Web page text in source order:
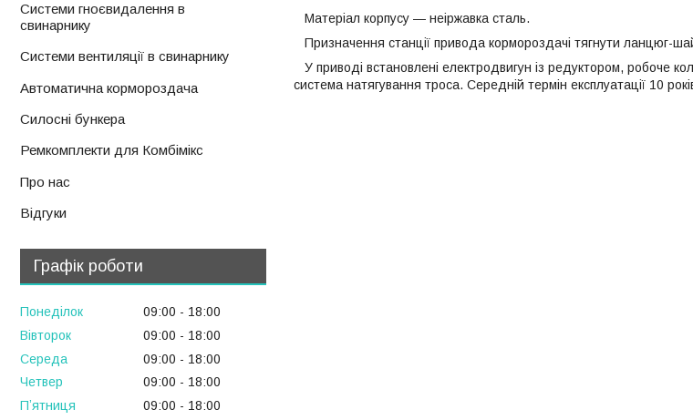
Матеріал корпусу — неіржавка сталь.
Призначення станції привода кормороздачі тягнути ланцюг-
У приводі встановлені електродвигун із редуктором, робоче
система натягування троса. Середній термін експлуатації 10
Системи гноєвидалення в
свинарнику
Системи вентиляції в свинарнику
Автоматична кормороздача
Силосні бункера
Ремкомплекти для Комбімікс
Про нас
Відгуки
Графік роботи
Понеділок 09:00
18:00
Вівторок
09:00
18:00
Середа
09:00
18:00
Четвер
09:00
18:00
Пʼятниця
09:00
18:00